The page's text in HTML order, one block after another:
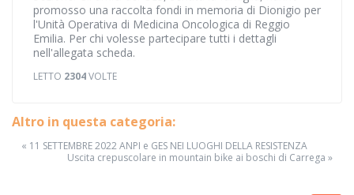
promosso una raccolta fondi in memoria di Dionigio per
l'Unità Operativa di Medicina Oncologica di Reggio
Emilia. Per chi volesse partecipare tutti i dettagli
nell'allegata scheda.
LETTO 2304VOLTE
Altro in questa categoria:
« 11 SETTEMBRE 2022 ANPI e GES NEI LUOGHI DELLA RESISTENZA
Uscita crepuscolare in mountain bike ai boschi di Carrega »